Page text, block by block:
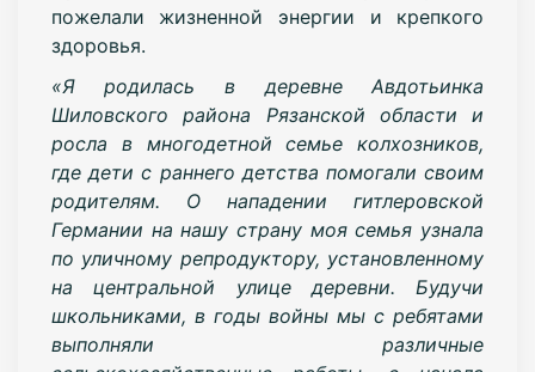
пожелали жизненной энергии и крепкого
здоровья.
«Я родилась в деревне Авдотьинка
Шиловского района Рязанской области и
росла в многодетной семье колхозников,
где дети с раннего детства помогали своим
родителям. О нападении гитлеровской
Германии на нашу страну моя семья узнала
по уличному репродуктору, установленному
на центральной улице деревни. Будучи
школьниками, в годы войны мы с ребятами
выполняли различные